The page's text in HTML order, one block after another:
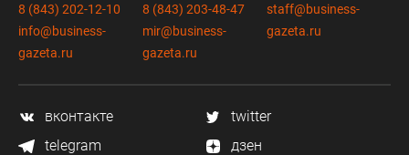
8 (843) 202-12-10
info@business-
gazeta.ru
8 (843) 203-48-47
mir@business-
gazeta.ru
staff@business-
gazeta.ru
вконтакте
twitter
telegram
дзен